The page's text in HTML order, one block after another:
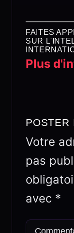
FAITES
SUR
Plus
POSTER
Votre
pas
avec *